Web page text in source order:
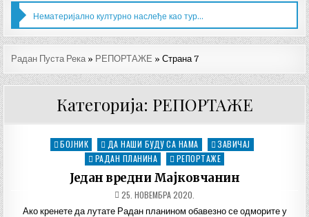
Радан Пуста Река » РЕПОРТАЖЕ »Страна 7
Категорија: РЕПОРТАЖЕ
Posted
БОЈНИК ДА НАШИ БУДУ СА НАМА
ЗАВИЧАЈ
РАДАН ПЛАНИНА
РЕПОРТАЖЕ
Један вредни Мајковчанин
ДАТУМ
ОБЈАВЉИВАЊА:
25. НОВЕМБРА 2020.
Ако кренете да лутате Радан планином обавезно се одморите у